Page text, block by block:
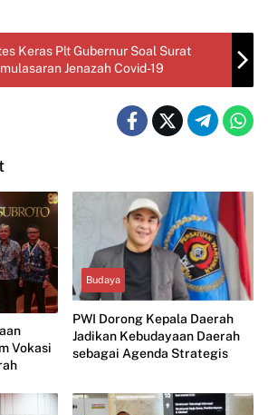
Keras Plt Gubernur Soal Surat
Jenazah Covid-19
Vokasi
Budaya
PWI Dorong Kepala Daerah
Jadikan Kebudayaan Daerah
sebagai Agenda Strategis